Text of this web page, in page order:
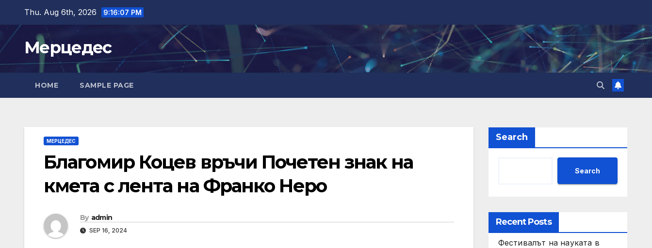
content
Thu. Aug 6th, 2026 9:16:08 PM
Мерцедес
HOME SAMPLE PAGE
МЕРЦЕДЕС
Благомир Коцев връчи Почетен знак на
кмета с лента на Франко Неро
By admin
SEP 16, 2024
Search
Search
Recent Posts
Фестивалът на науката в